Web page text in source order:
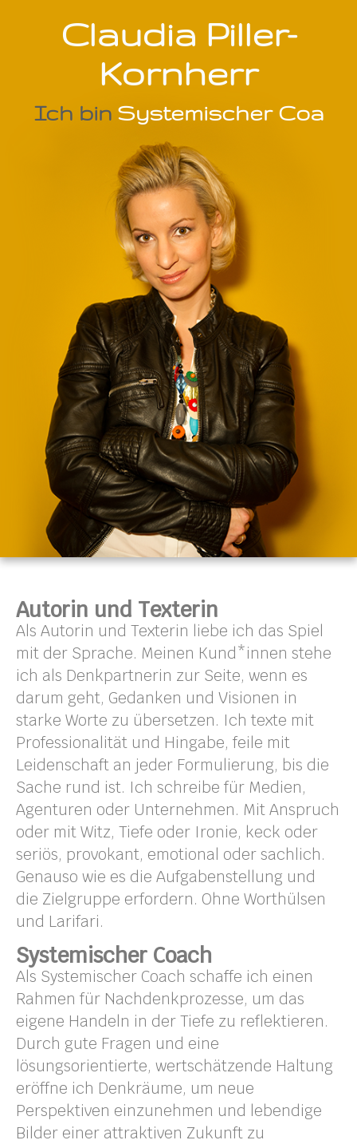
Claudia Piller-
Kornherr
Ich binSystemischer Coach
Autorin und Texterin
Als Autorin und Texterin liebe ich das Spiel
mit der Sprache. Meinen Kund*innen stehe
ich als Denkpartnerin zur Seite, wenn es
darum geht, Gedanken und Visionen in
starke Worte zu übersetzen. Ich texte mit
Professionalität und Hingabe, feile mit
Leidenschaft an jeder Formulierung, bis die
Sache rund ist. Ich schreibe für Medien,
Agenturen oder Unternehmen. Mit Anspruch
oder mit Witz, Tiefe oder Ironie, keck oder
seriös, provokant, emotional oder sachlich.
Genauso wie es die Aufgabenstellung und
die Zielgruppe erfordern. Ohne Worthülsen
und Larifari.
Systemischer Coach
Als Systemischer Coach schaffe ich einen
Rahmen für Nachdenkprozesse, um das
eigene Handeln in der Tiefe zu reflektieren.
Durch gute Fragen und eine
lösungsorientierte, wertschätzende Haltung
eröffne ich Denkräume, um neue
Perspektiven einzunehmen und lebendige
Bilder einer attraktiven Zukunft zu